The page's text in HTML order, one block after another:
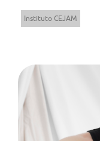
Instituto CEJAM